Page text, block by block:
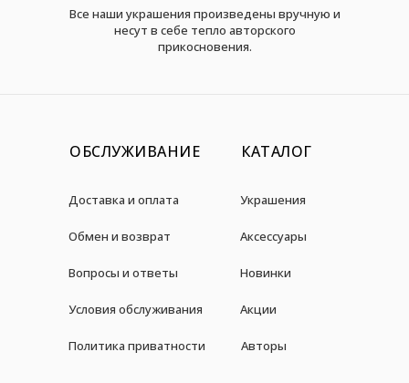
Все наши украшения произведены вручную и
несут в себе тепло авторского
прикосновения.
ОБСЛУЖИВАНИЕ
Доставка и оплата
Обмен и возврат
Вопросы и ответы
КАТАЛОГ
Украшения
Аксессуары
Новинки
Акции
Условия обслуживания
Политика приватности Авторы